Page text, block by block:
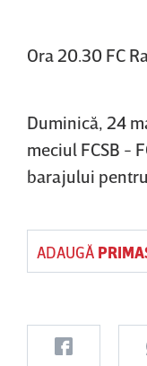
Ora 20.30 FC
Duminică, 24
meciul FCSB -
barajului
ADAUGĂ